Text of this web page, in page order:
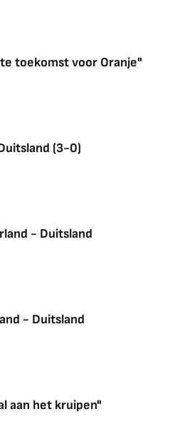
toekomst voor Oranje"
(3-0)
- Duitsland
- Duitsland
aan het kruipen"